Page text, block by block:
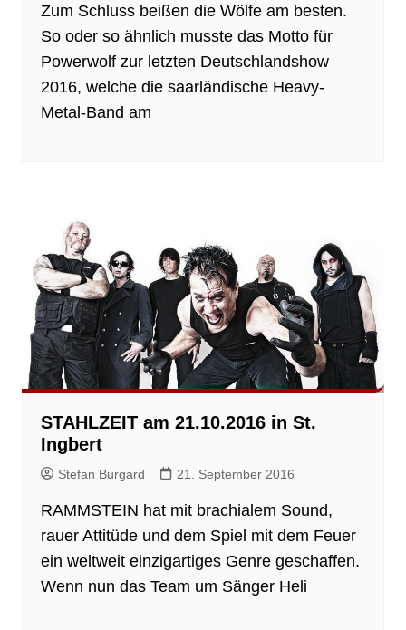
Zum Schluss beißen die Wölfe am besten.
So oder so ähnlich musste das Motto für
Powerwolf zur letzten Deutschlandshow
2016, welche die saarländische Heavy-
Metal-Band am
STAHLZEIT am 21.10.2016 in St.
Ingbert
Stefan Burgard 21. September 2016
RAMMSTEIN hat mit brachialem Sound,
rauer Attitüde und dem Spiel mit dem Feuer
ein weltweit einzigartiges Genre geschaffen.
Wenn nun das Team um Sänger Heli